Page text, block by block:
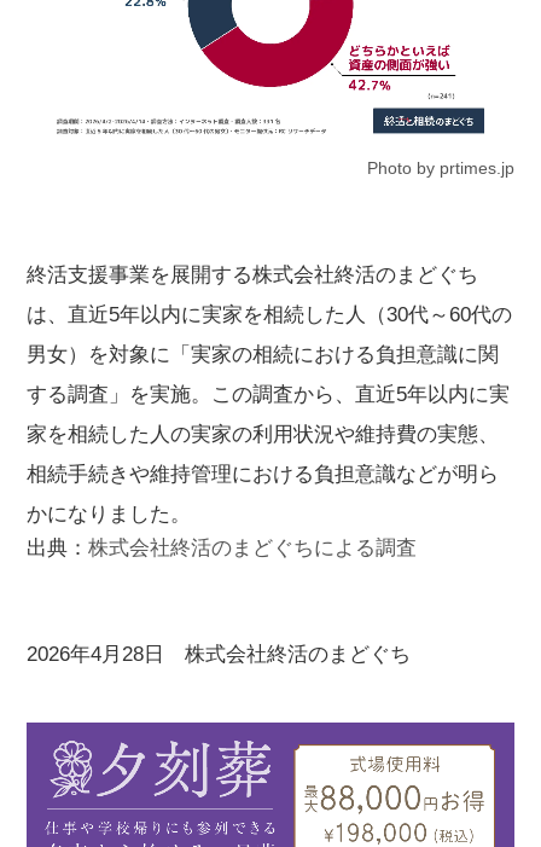
Photo by prtimes.jp
終活支援事業を展開する株式会社終活のまどぐち
は、直近5年以内に実家を相続した人（30代～60代の
男女）を対象に「実家の相続における負担意識に関
する調査」を実施。この調査から、直近5年以内に実
家を相続した人の実家の利用状況や維持費の実態、
相続手続きや維持管理における負担意識などが明ら
かになりました。
出典：株式会社終活のまどぐちによる調査
2026年4月28日 株式会社終活のまどぐち